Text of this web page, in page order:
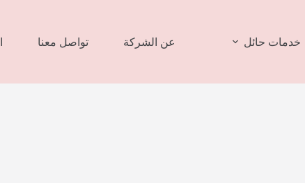
خدمات حائل عن الشركة تواصل معنا